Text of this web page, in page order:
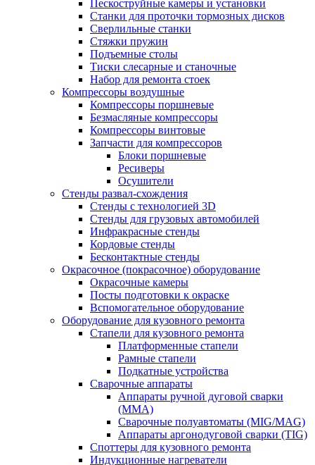
Пескоструйные камеры и установки
Станки для проточки тормозных дисков
Сверлильные станки
Стяжки пружин
Подъемные столы
Тиски слесарные и станочные
Набор для ремонта стоек
Компрессоры воздушные
Компрессоры поршневые
Безмасляные компрессоры
Компрессоры винтовые
Запчасти для компрессоров
Блоки поршневые
Ресиверы
Осушители
Стенды развал-схождения
Стенды с технологией 3D
Стенды для грузовых автомобилей
Инфракрасные стенды
Кордовые стенды
Бесконтактные стенды
Окрасочное (покрасочное) оборудование
Окрасочные камеры
Посты подготовки к окраске
Вспомогательное оборудование
Оборудование для кузовного ремонта
Стапели для кузовного ремонта
Платформенные стапели
Рамные стапели
Подкатные устройства
Сварочные аппараты
Аппараты ручной дуговой сварки
(MMA)
Сварочные полуавтоматы (MIG/MAG)
Аппараты аргонодуговой сварки (TIG)
Споттеры для кузовного ремонта
Индукционные нагреватели